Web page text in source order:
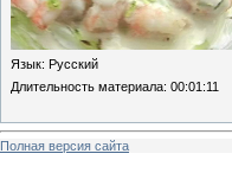
Язык: Русский
Длительность материала: 00:01:11
Полная версия сайта